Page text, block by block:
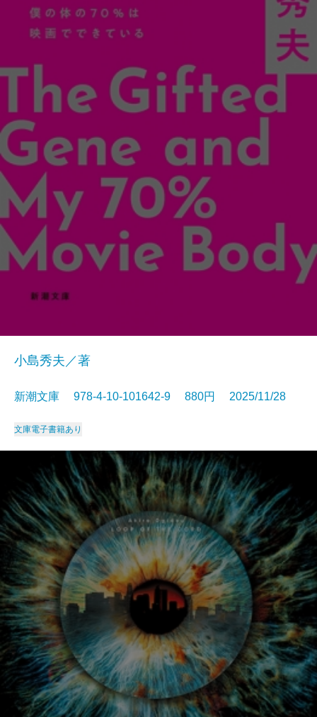
小島秀夫／著
新潮文庫 978-4-10-101642-9 880円 2025/11/28
文庫電子書籍あり